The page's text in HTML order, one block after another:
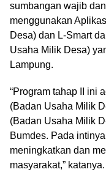
sumbangan wajib
menggunakan
Desa) dan L-Smart
Usaha Milik Desa)
Lampung.
“Program tahap II ini
(Badan Usaha Milik
(Badan Usaha Milik
Bumdes. Pada
meningkatkan dan
masyarakat,” katanya.